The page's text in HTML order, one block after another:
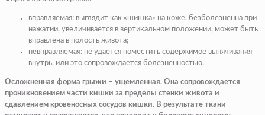
вправляемая: выглядит как «шишка» на коже, безболезненна при
нажатии, увеличивается в вертикальном положении, может быть
вправлена в полость живота;
невправляемая: не удается поместить содержимое выпячивания
внутрь, или это сопровождается болезненностью.
Осложненная форма грыжи – ущемленная. Она сопровождается
проникновением части кишки за пределы стенки живота и
сдавлением кровеносных сосудов кишки. В результате ткани